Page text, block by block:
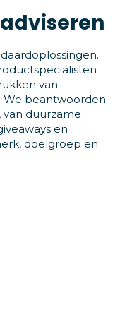
van
beantwoorden
duurzame
en
doelgroep en